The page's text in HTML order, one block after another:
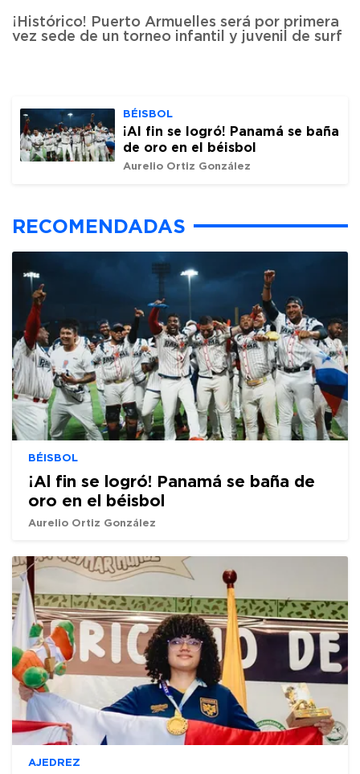
¡Histórico! Puerto Armuelles será por primera
vez sede de un torneo infantil y juvenil de surf
BÉISBOL
¡Al fin se logró! Panamá se baña
de oro en el béisbol
Aurelio Ortiz González
RECOMENDADAS
BÉISBOL
¡Al fin se logró! Panamá se baña de
oro en el béisbol
Aurelio Ortiz González
AJEDREZ